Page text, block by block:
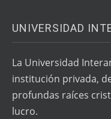
UNIVERSIDAD
La Universidad
institución privada,
profundas raíces
lucro.